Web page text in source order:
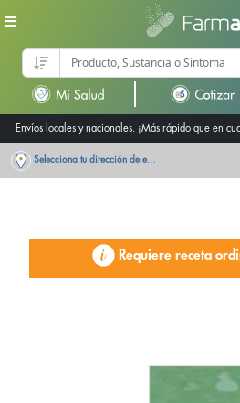
Envíos locales y nacionales. ¡Más rápido que en
Selecciona tu dirección de entrega
Requiere receta